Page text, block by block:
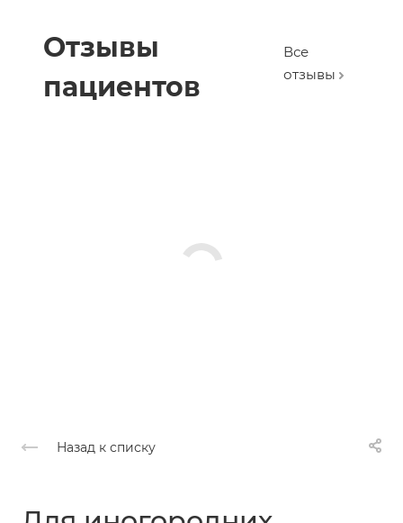
Отзывы
пациентов
Все
отзывы
Назад к списку